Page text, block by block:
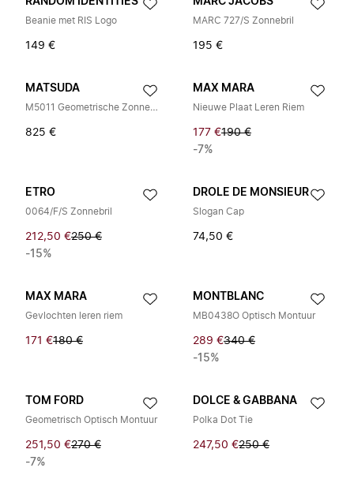
Beanie met RIS Logo
149 €
MARC 727/S Zonnebril
195 €
MATSUDA
M5011 Geometrische Zonnebril
825 €
MAX MARA
Nieuwe Plaat Leren Riem
177 €190 €
-7%
ETRO
0064/F/S Zonnebril
212,50 €250 €
-15%
DROLE DE MONSIEUR
Slogan Cap
74,50 €
MAX MARA
Gevlochten leren riem
171 €180 €
MONTBLANC
MB0438O Optisch Montuur
289 €340 €
-15%
TOM FORD
Geometrisch Optisch Montuur
251,50 €270 €
-7%
DOLCE & GABBANA
Polka Dot Tie
247,50 €250 €